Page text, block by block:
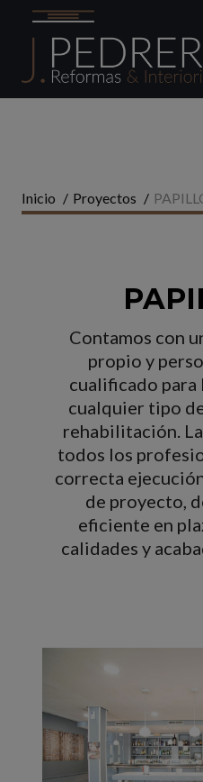
Inicio / Proyectos /
Contamos con
propio y
cualificado para
cualquier tipo
rehabilitación.
todos los
correcta
de proyecto,
eficiente en
calidades y